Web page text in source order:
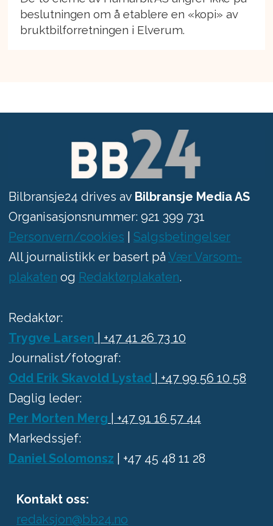
beslutningen om å etablere en «kopi» av
bruktbilforretningen i Elverum.
Bilbransje24 drives av Bilbransje Media AS
Organisasjonsnummer: 921 399 731
Personvern/cookies
Salgsbetingelser
All journalistikk er basert på Vær Varsom-
plakaten og Redaktørplakaten.
Redaktør:
Trygve Larsen | +47 41 26 73 10
Journalist/fotograf:
Odd Erik Skavold Lystad| +47 99 56 10 58
Daglig leder:
Per Morten Merg | +47 91 16 57 44
Markedssjef:
Daniel Solomonsz | +47 45 48 11 28
Kontakt oss:
redaksjon@bb24.no